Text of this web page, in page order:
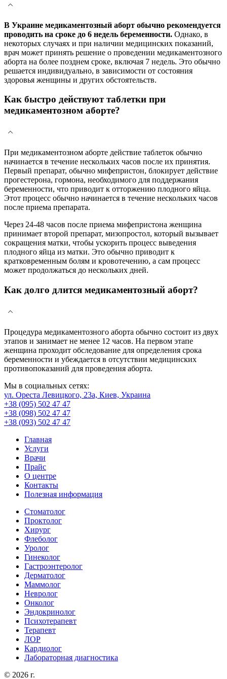
В Украине медикаментозный аборт обычно рекомендуется
проводить на сроке до 6 недель беременности. Однако, в
некоторых случаях и при наличии медицинских показаний,
врач может принять решение о проведении медикаментозного
аборта на более позднем сроке, включая 7 недель. Это обычно
решается индивидуально, в зависимости от состояния
здоровья женщины и других обстоятельств.
Как быстро действуют таблетки при
медикаментозном аборте?
При медикаментозном аборте действие таблеток обычно
начинается в течение нескольких часов после их принятия.
Первый препарат, обычно мифепристон, блокирует действие
прогестерона, гормона, необходимого для поддержания
беременности, что приводит к отторжению плодного яйца.
Этот процесс обычно начинается в течение нескольких часов
после приема препарата.
Через 24-48 часов после приема мифепристона женщина
принимает второй препарат, мизопростол, который вызывает
сокращения матки, чтобы ускорить процесс выведения
плодного яйца из матки. Это обычно приводит к
кратковременным болям и кровотечению, а сам процесс
может продолжаться до нескольких дней.
Как долго длится медикаментозный аборт?
Процедура медикаментозного аборта обычно состоит из двух
этапов и занимает не менее 12 часов. На первом этапе
женщина проходит обследование для определения срока
беременности и убеждается в отсутствии медицинских
противопоказаний для проведения аборта.
Мы в социальных сетях:
ул. Ореста Левицкого, 23а, Киев, Украина
+38 (095) 502 47 47
+38 (098) 502 47 47
+38 (093) 502 47 47
Главная
Услуги
Врачи
Прайс
О центре
Контакты
Полезная информация
Стоматолог
Проктолог
Хирург
Флеболог
Уролог
Гинеколог
Гастроэнтеролог
Дерматолог
Маммолог
Невролог
Онколог
Эндокринолог
Психотерапевт
Терапевт
ЛОР
Кардиолог
Лабораторная диагностика
© 2026 г.